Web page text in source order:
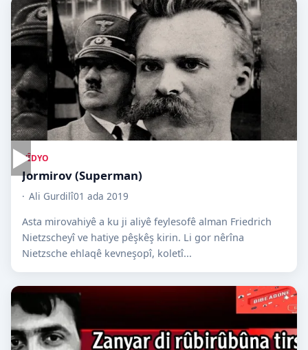
▶VÎDYO
Jormirov (Superman)
Ali Gurdilî01 ada 2019
Asta mirovahiyê a ku ji aliyê feylesofê alman Friedrich
Nietzscheyî ve hatiye pêşkêş kirin. Li gor nêrîna
Nietzsche ehlaqê kevneşopî, koletî...